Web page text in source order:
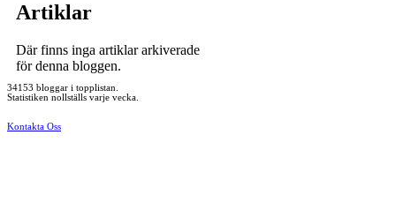
Artiklar
Där finns inga artiklar arkiverade
för denna bloggen.
34153 bloggar i topplistan.
Statistiken nollställs varje vecka.
Kontakta Oss